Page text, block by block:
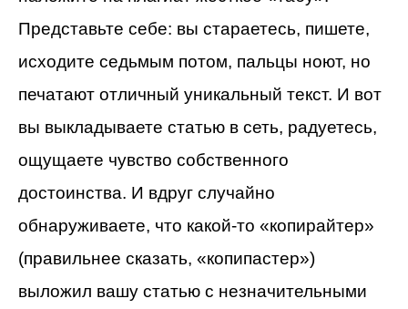
Представьте себе: вы стараетесь, пишете,
исходите седьмым потом, пальцы ноют, но
печатают отличный уникальный текст. И вот
вы выкладываете статью в сеть, радуетесь,
ощущаете чувство собственного
достоинства. И вдруг случайно
обнаруживаете, что какой-то «копирайтер»
(правильнее сказать, «копипастер»)
выложил вашу статью с незначительными